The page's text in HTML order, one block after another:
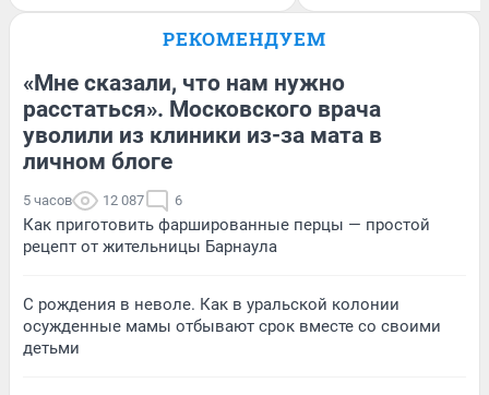
РЕКОМЕНДУЕМ
«Мне сказали, что нам нужно
расстаться». Московского врача
уволили из клиники из-за мата в
личном блоге
5 часов 12 087 6
Как приготовить фаршированные перцы — простой
рецепт от жительницы Барнаула
С рождения в неволе. Как в уральской колонии
осужденные мамы отбывают срок вместе со своими
детьми